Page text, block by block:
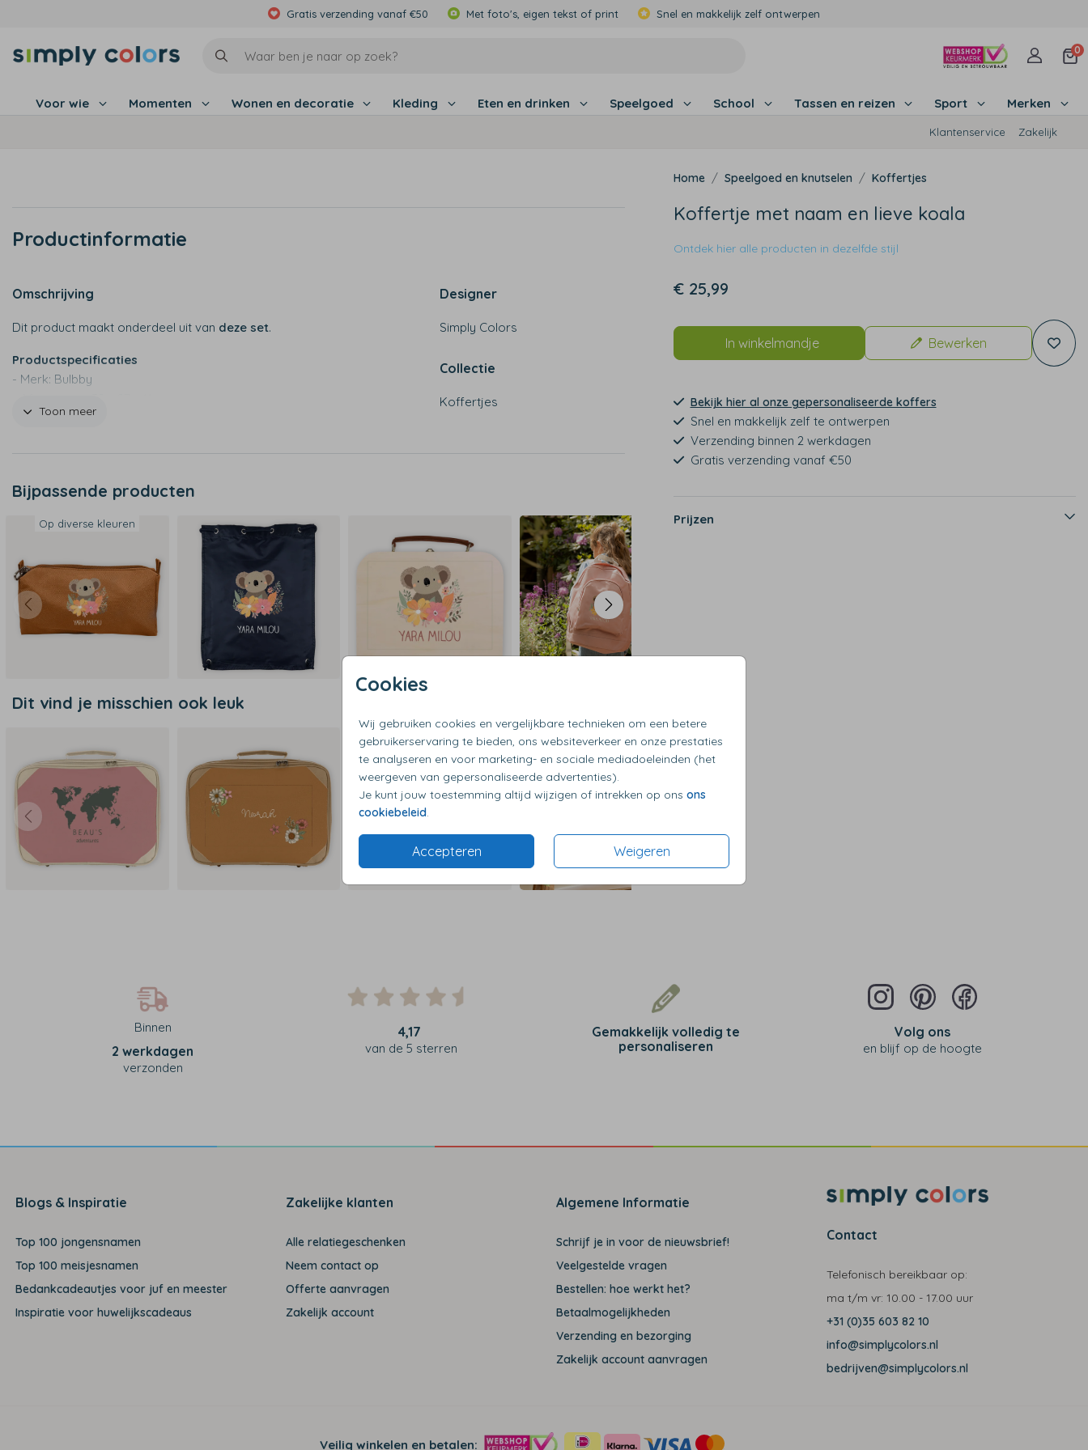
Gratis verzending vanaf €50 Met foto's, eigen tekst of print Snel en makkelijk zelf ontwerpen
0
Voor wie Momenten Wonen en decoratie Kleding Eten en drinken Speelgoed School Tassen en reizen Sport Merken
Klantenservice Zakelijk
Cookies
Wij gebruiken cookies en vergelijkbare technieken om een betere
gebruikerservaring te bieden, ons websiteverkeer en onze prestaties
te analyseren en voor marketing- en sociale mediadoeleinden (het
weergeven van gepersonaliseerde advertenties).
Je kunt jouw toestemming altijd wijzigen of intrekken op ons ons
cookiebeleid
Accepteren Weigeren
Productinformatie
Omschrijving
Dit product maakt onderdeel uit van deze set.
Productspecificaties
- Merk: Bulbby
- Materiaal: stevig canvas
Toon meer
Designer
Simply Colors
Collectie
Koffertjes
Bijpassende producten
Op diverse kleuren
Dit vind je misschien ook leuk
Speelgoed en knutselen Koffertjes
Koffertje met naam en lieve koala
Ontdek hier alle producten in dezelfde stijl
€ 25,99
In winkelmandje Bewerken
Bekijk hier al onze gepersonaliseerde koffers
Snel en makkelijk zelf te ontwerpen
Verzending binnen 2 werkdagen
Gratis verzending vanaf €50
Prijzen
Binnen
2 werkdagen
verzonden
4,17
van de 5 sterren
Gemakkelijk volledig te
personaliseren
Volg ons
en blijf op de hoogte
Blogs & Inspiratie
Top 100 jongensnamen
Top 100 meisjesnamen
Bedankcadeautjes voor juf en meester
Inspiratie voor huwelijkscadeaus
Zakelijke klanten
Alle relatiegeschenken
Neem contact op
Offerte aanvragen
Zakelijk account
Algemene Informatie
Schrijf je in voor de nieuwsbrief!
Veelgestelde vragen
Bestellen: hoe werkt het?
Betaalmogelijkheden
Verzending en bezorging
Zakelijk account aanvragen
Contact
Telefonisch bereikbaar op:
ma t/m vr: 10.00 - 17.00 uur
+31 (0)35 603 82 10
info@simplycolors.nl
bedrijven@simplycolors.nl
Veilig winkelen en betalen: